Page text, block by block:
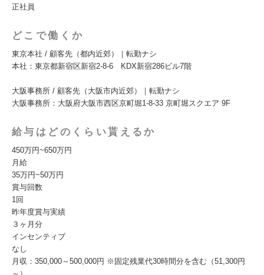
正社員
どこで働くか
東京本社 / 顧客先（都内近郊）｜転勤ナシ
本社：東京都新宿区新宿2-8-6 KDX新宿286ビル7階
大阪事務所 / 顧客先（大阪市内近郊）｜転勤ナシ
大阪事務所：大阪府大阪市西区京町堀1-8-33 京町堀スクエア 9F
給与はどのくらい貰えるか
450万円~650万円
月給
35万円~50万円
賞与回数
1回
昨年度賞与実績
３ヶ月分
インセンティブ
なし
月収：350,000～500,000円 ※固定残業代30時間分を含む（51,300円